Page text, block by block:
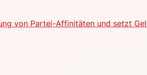
von Partei-Affinitäten und setzt